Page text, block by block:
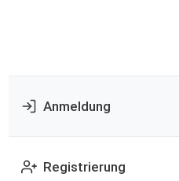
Anmeldung
Registrierung